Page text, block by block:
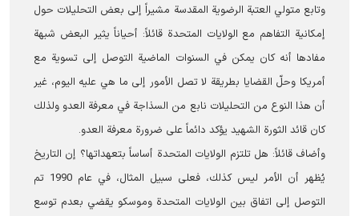
وتابع متولي العتبة الرضوية المقدسة مشيراً إلى بعض التحليلات حول
إمكانية التفاهم مع الولايات المتحدة قائلاً: أحياناً يثير البعض شبهة
مفادها أنه كان يمكن في السنوات الماضية التوصل إلى تسوية مع
أمريكا وحلّ القضايا بطريقة لا تصل الأمور إلى ما هي عليه اليوم، غير
أن هذا النوع من التحليلات نابع من السذاجة في معرفة العدو ولذلك
كان قائد الثورة الشهيد يؤكد دائماً على ضرورة معرفة العدو.
وأضاف قائلاً: هل تلتزم الولايات المتحدة أساساً بتعهداتها؟ إن التاريخ
يُظهر أن الأمر ليس كذلك، فعلى سبيل المثال، في عام 1990 تم
التوصل إلى اتفاق بين الولايات المتحدة وموسكو يقضي بعدم توسع